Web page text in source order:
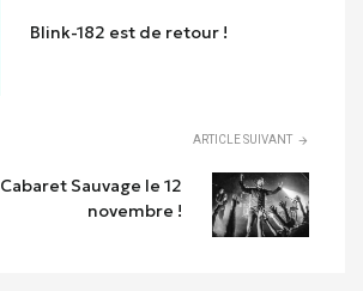
Blink-182 est de retour !
ARTICLE SUIVANT
Sauvage le 12
novembre !